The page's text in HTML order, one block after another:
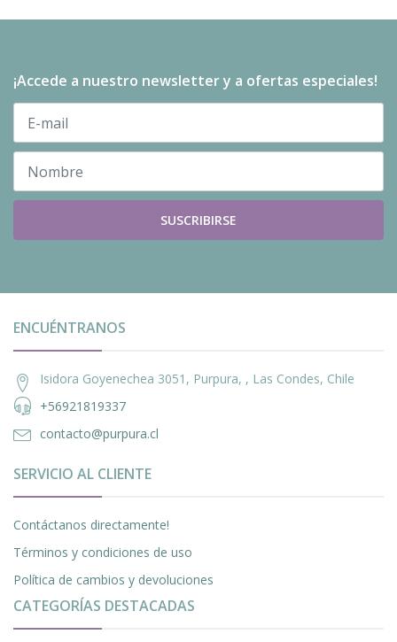
¡Accede a nuestro newsletter y a ofertas especiales!
SUSCRIBIRSE
ENCUÉNTRANOS
Isidora Goyenechea 3051, Purpura, , Las Condes, Chile
+56921819337
contacto@purpura.cl
SERVICIO AL CLIENTE
Contáctanos directamente!
Términos y condiciones de uso
Política de cambios y devoluciones
CATEGORÍAS DESTACADAS